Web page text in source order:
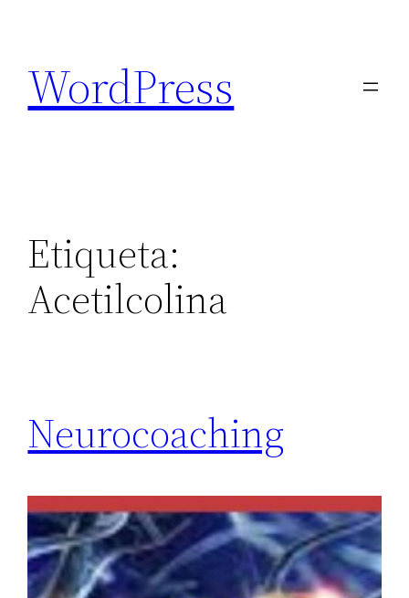
contenido
WordPress
Etiqueta:
Acetilcolina
Neurocoaching